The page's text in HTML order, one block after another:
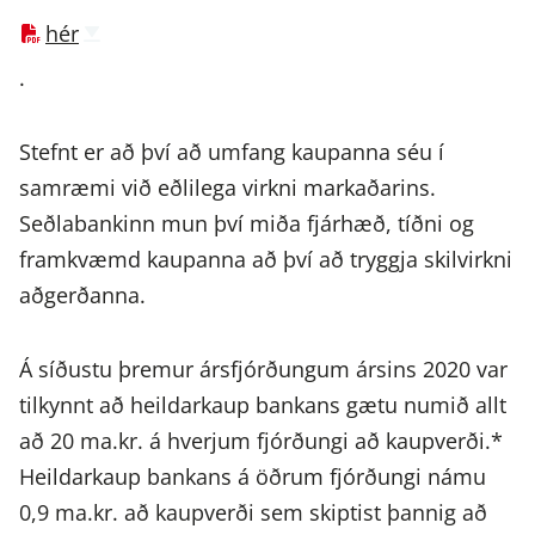
hér
.
Stefnt er að því að umfang kaupanna séu í
samræmi við eðlilega virkni markaðarins.
Seðlabankinn mun því miða fjárhæð, tíðni og
framkvæmd kaupanna að því að tryggja skilvirkni
aðgerðanna.
Á síðustu þremur ársfjórðungum ársins 2020 var
tilkynnt að heildarkaup bankans gætu numið allt
að 20 ma.kr. á hverjum fjórðungi að kaupverði.*
Heildarkaup bankans á öðrum fjórðungi námu
0,9 ma.kr. að kaupverði sem skiptist þannig að